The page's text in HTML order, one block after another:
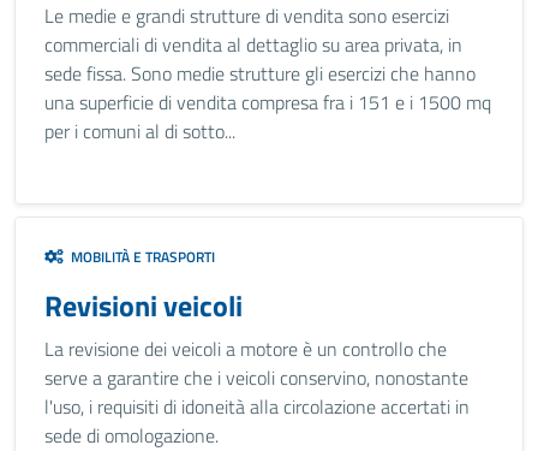
Le medie e grandi strutture di vendita sono esercizi
commerciali di vendita al dettaglio su area privata, in
sede fissa. Sono medie strutture gli esercizi che hanno
una superficie di vendita compresa fra i 151 e i 1500 mq
per i comuni al di sotto...
MOBILITÀ E TRASPORTI
Revisioni veicoli
La revisione dei veicoli a motore è un controllo che
serve a garantire che i veicoli conservino, nonostante
l'uso, i requisiti di idoneità alla circolazione accertati in
sede di omologazione.